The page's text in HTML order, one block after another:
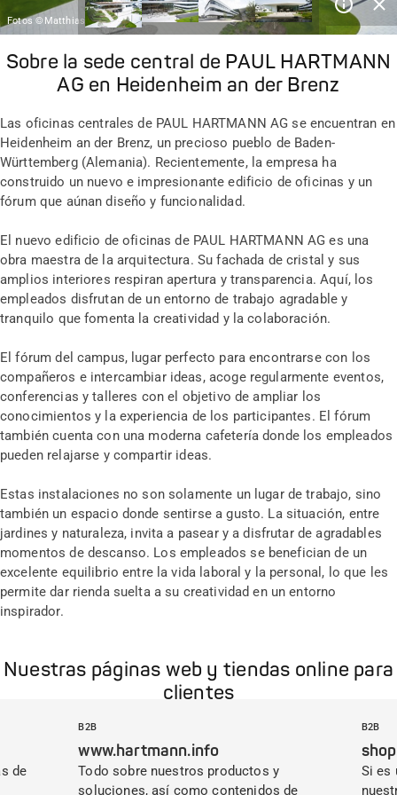
Fotos ©Matthias Schmiedel
Sobre la sede central de PAUL HARTMANN
AG en Heidenheim an der Brenz
Las oficinas centrales de PAUL HARTMANN AG se encuentran en
Heidenheim an der Brenz, un precioso pueblo de Baden-
Württemberg (Alemania). Recientemente, la empresa ha
construido un nuevo e impresionante edificio de oficinas y un
fórum que aúnan diseño y funcionalidad.
El nuevo edificio de oficinas de PAUL HARTMANN AG es una
obra maestra de la arquitectura. Su fachada de cristal y sus
amplios interiores respiran apertura y transparencia. Aquí, los
empleados disfrutan de un entorno de trabajo agradable y
tranquilo que fomenta la creatividad y la colaboración.
El fórum del campus, lugar perfecto para encontrarse con los
compañeros e intercambiar ideas, acoge regularmente eventos,
conferencias y talleres con el objetivo de ampliar los
conocimientos y la experiencia de los participantes. El fórum
también cuenta con una moderna cafetería donde los empleados
pueden relajarse y compartir ideas.
Estas instalaciones no son solamente un lugar de trabajo, sino
también un espacio donde sentirse a gusto. La situación, entre
jardines y naturaleza, invita a pasear y a disfrutar de agradables
momentos de descanso. Los empleados se benefician de un
excelente equilibrio entre la vida laboral y la personal, lo que les
permite dar rienda suelta a su creatividad en un entorno
inspirador.
Nuestras páginas web y tiendas online para
clientes
de
B2B
www.hartmann.info
Todo sobre nuestros productos y
soluciones, así como contenidos de
B2B
Si es